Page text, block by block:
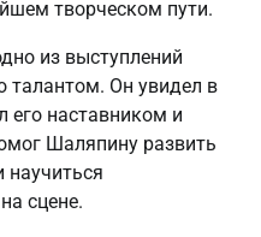
творческом пути.
из выступлений
талантом. Он увидел в
его наставником и
Шаляпину развить
научиться
сцене.